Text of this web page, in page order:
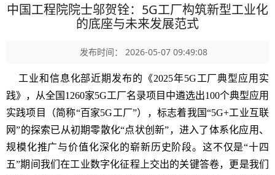
中国工程院院士邬贺铨：5G工厂构筑新型工业化
的底座与未来发展范式
发布时间： 2026-05-07 09:49:08
工业和信息化部近期发布的《2025年5G工厂典型应用实
践》，从全国1260家5G工厂名录项目中遴选出100个典型应用
实践项目（简称“百家5G工厂”），标志着我国“5G+工业互联
网”的探索已从初期零散化“点状创新”，进入了体系化应用、
规模化推广与价值化深化的崭新历史阶段。这不仅是“十四
五”期间我们在工业数字化征程上交出的关键答卷，更是我们